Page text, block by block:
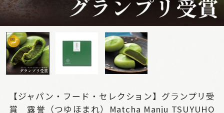
【ジャパン・フード・セレクション】グランプリ受
賞 露誉（つゆほまれ）Matcha Manju TSUYUHO